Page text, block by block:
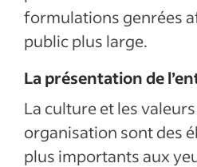
formulations genrées
public plus large.
La présentation de
La culture et les valeurs
organisation sont des
plus importants aux